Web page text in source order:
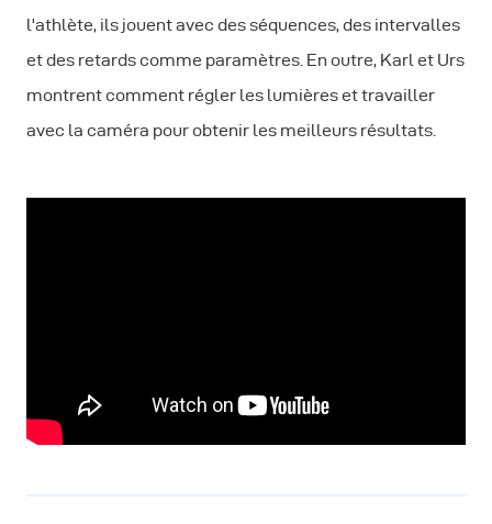
l'athlète, ils jouent avec des séquences, des intervalles
et des retards comme paramètres. En outre, Karl et Urs
montrent comment régler les lumières et travailler
avec la caméra pour obtenir les meilleurs résultats.